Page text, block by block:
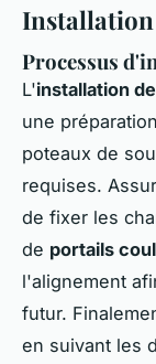
Processus
L'installation
une
poteaux de
requises.
de fixer les
de portails
l'alignement
futur.
en suivant les